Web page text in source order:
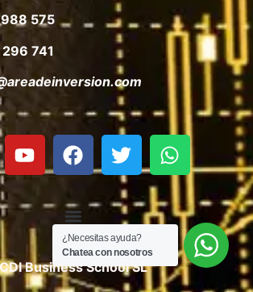
575
741
Business School SL
¿Necesitas ayuda?
Chatea con nosotros